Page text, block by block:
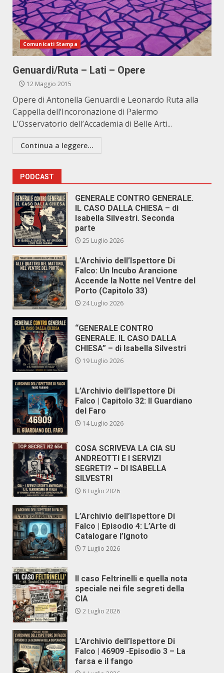
Comunicati Stampa
Genuardi/Ruta – Lati – Opere
12 Maggio 2015
Opere di Antonella Genuardi e Leonardo Ruta alla
Cappella dell’Incoronazione di Palermo
L’Osservatorio dell’Accademia di Belle Arti...
Continua a leggere...
PODCAST
GENERALE CONTRO GENERALE.
IL CASO DALLA CHIESA – di
Isabella Silvestri. Seconda
parte
25 Luglio 2026
L’Archivio dell’Ispettore Di
Falco: Un Incubo Arancione
Accende la Notte nel Ventre del
Porto (Capitolo 33)
24 Luglio 2026
“GENERALE CONTRO
GENERALE. IL CASO DALLA
CHIESA” – di Isabella Silvestri
19 Luglio 2026
L’Archivio dell’Ispettore Di
Falco | Capitolo 32: Il Guardiano
del Faro
14 Luglio 2026
COSA SCRIVEVA LA CIA SU
ANDREOTTI E I SERVIZI
SEGRETI? – DI ISABELLA
SILVESTRI
8 Luglio 2026
L’Archivio dell’Ispettore Di
Falco | Episodio 4: L’Arte di
Catalogare l’Ignoto
7 Luglio 2026
Il caso Feltrinelli e quella nota
speciale nei file segreti della
CIA
2 Luglio 2026
L’Archivio dell’Ispettore Di
Falco | 46909 -Episodio 3 – La
farsa e il fango